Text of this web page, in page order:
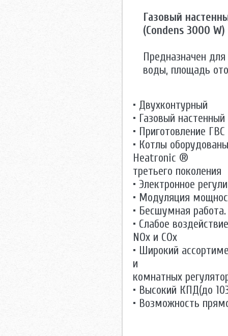
Газовый
(Condens 3000 W)
Предназначен
воды, площадь
• Двухконтурный
• Газовый
• Приготовление
• Котлы
Heatronic ®
третьего поколения
• Электронное
• Модуляция
• Бесшумная
• Слабое
NOx и COx
• Широкий
и
комнатных
• Высокий КПД(до
• Возможность